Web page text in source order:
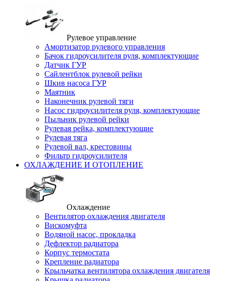
Рулевое управление
Амортизатор рулевого управления
Бачок гидроусилителя руля, комплектующие
Датчик ГУР
Сайлентблок рулевой рейки
Шкив насоса ГУР
Маятник
Наконечник рулевой тяги
Насос гидроусилителя руля, комплектующие
Пыльник рулевой рейки
Рулевая рейка, комплектующие
Рулевая тяга
Рулевой вал, крестовины
Фильтр гидроусилителя
ОХЛАЖДЕНИЕ И ОТОПЛЕНИЕ
Охлаждение
Вентилятор охлаждения двигателя
Вискомуфта
Водяной насос, прокладка
Дефлектор радиатора
Корпус термостата
Крепление радиатора
Крыльчатка вентилятора охлаждения двигателя